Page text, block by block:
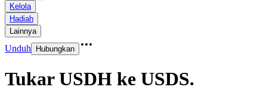
Kelola
Hadiah
Lainnya
Unduh Hubungkan
Tukar USDH ke USDS.